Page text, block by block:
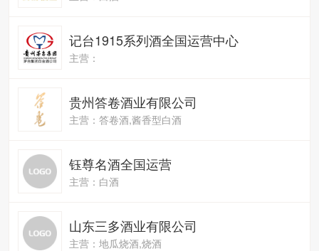
记台1915系列酒全国运营中心
主营：
贵州答卷酒业有限公司
主营：答卷酒,酱香型白酒
钰尊名酒全国运营
主营：白酒
山东三多酒业有限公司
主营：地瓜烧酒,烧酒